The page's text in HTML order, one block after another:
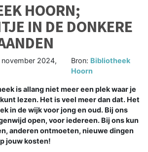
HOORN;
IN DE DONKERE
november 2024,
Bron: Bibliotheek
Hoorn
is allang niet meer een plek waar je
lezen. Het is veel meer dan dat. Het
in de wijk voor jong en oud. Bij ons
open, voor iedereen. Bij ons kun
anderen ontmoeten, nieuwe dingen
jouw kosten!